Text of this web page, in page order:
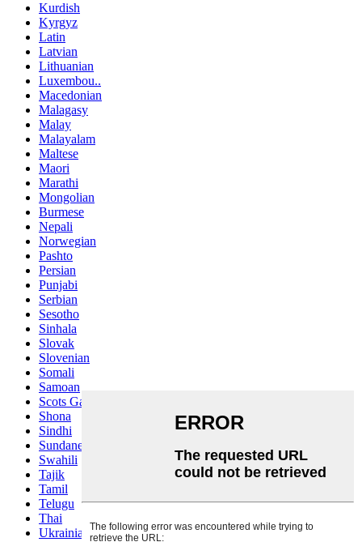
Kurdish
Kyrgyz
Latin
Latvian
Lithuanian
Luxembou..
Macedonian
Malagasy
Malay
Malayalam
Maltese
Maori
Marathi
Mongolian
Burmese
Nepali
Norwegian
Pashto
Persian
Punjabi
Serbian
Sesotho
Sinhala
Slovak
Slovenian
Somali
Samoan
Scots Gaelic
Shona
Sindhi
Sundanese
Swahili
Tajik
Tamil
Telugu
Thai
Ukrainian